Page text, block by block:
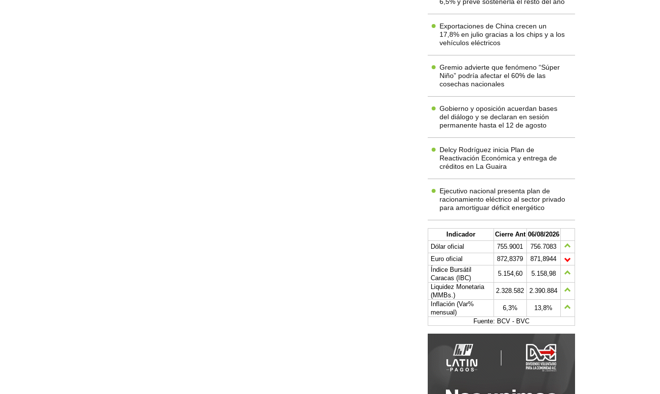
Exportaciones de China crecen un
17,8% en julio gracias a los chips y a los
vehículos eléctricos
Gremio advierte que fenómeno “Súper
Niño” podría afectar el 60% de las
cosechas nacionales
Gobierno y oposición acuerdan bases
del diálogo y se declaran en sesión
permanente hasta el 12 de agosto
Delcy Rodríguez inicia Plan de
Reactivación Económica y entrega de
créditos en La Guaira
Ejecutivo nacional presenta plan de
racionamiento eléctrico al sector privado
para amortiguar déficit energético
Indicador Cierre Ant 06/08/2026
Dólar oficial
755.9001
756.7083
Euro oficial
872,8379
871,8944
Índice Bursátil
Caracas (IBC)
5.154,60
5.158,98
Liquidez Monetaria
(MMBs.)
2.328.582
2.390.884
Inflación (Var%
mensual)
6,3%
13,8%
Fuente: BCV - BVC